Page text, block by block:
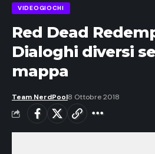
VIDEOGIOCHI
Red Dead
Dialoghi diversi
mappa
Team NerdPool8 Ottobre 2018